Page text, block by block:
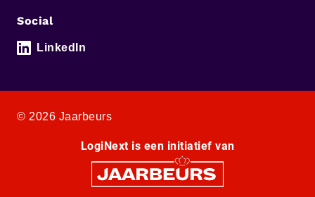
Social
LinkedIn
© 2026 Jaarbeurs
LogiNext is een initiatief van